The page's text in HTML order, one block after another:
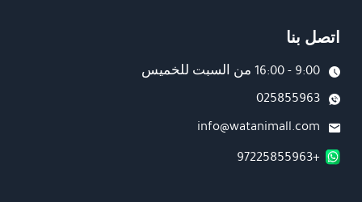
اتصل بنا
9:00 - 16:00 من السبت للخميس
025855963
info@watanimall.com
+97225855963